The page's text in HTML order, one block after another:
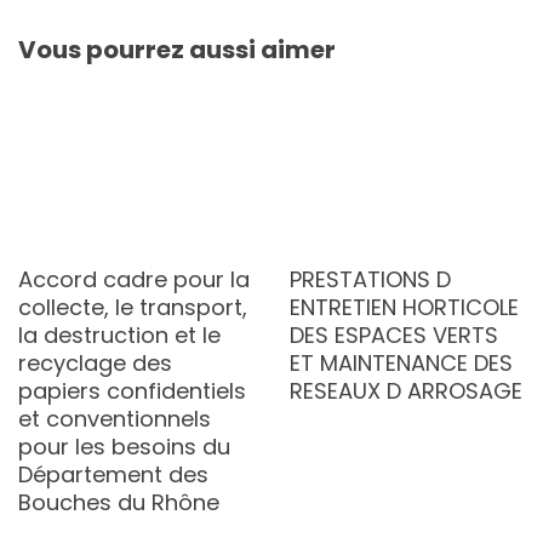
Vous pourrez aussi aimer
Accord cadre pour la
collecte, le transport,
la destruction et le
recyclage des
papiers confidentiels
et conventionnels
pour les besoins du
Département des
Bouches du Rhône
PRESTATIONS D
ENTRETIEN HORTICOLE
DES ESPACES VERTS
ET MAINTENANCE DES
RESEAUX D ARROSAGE